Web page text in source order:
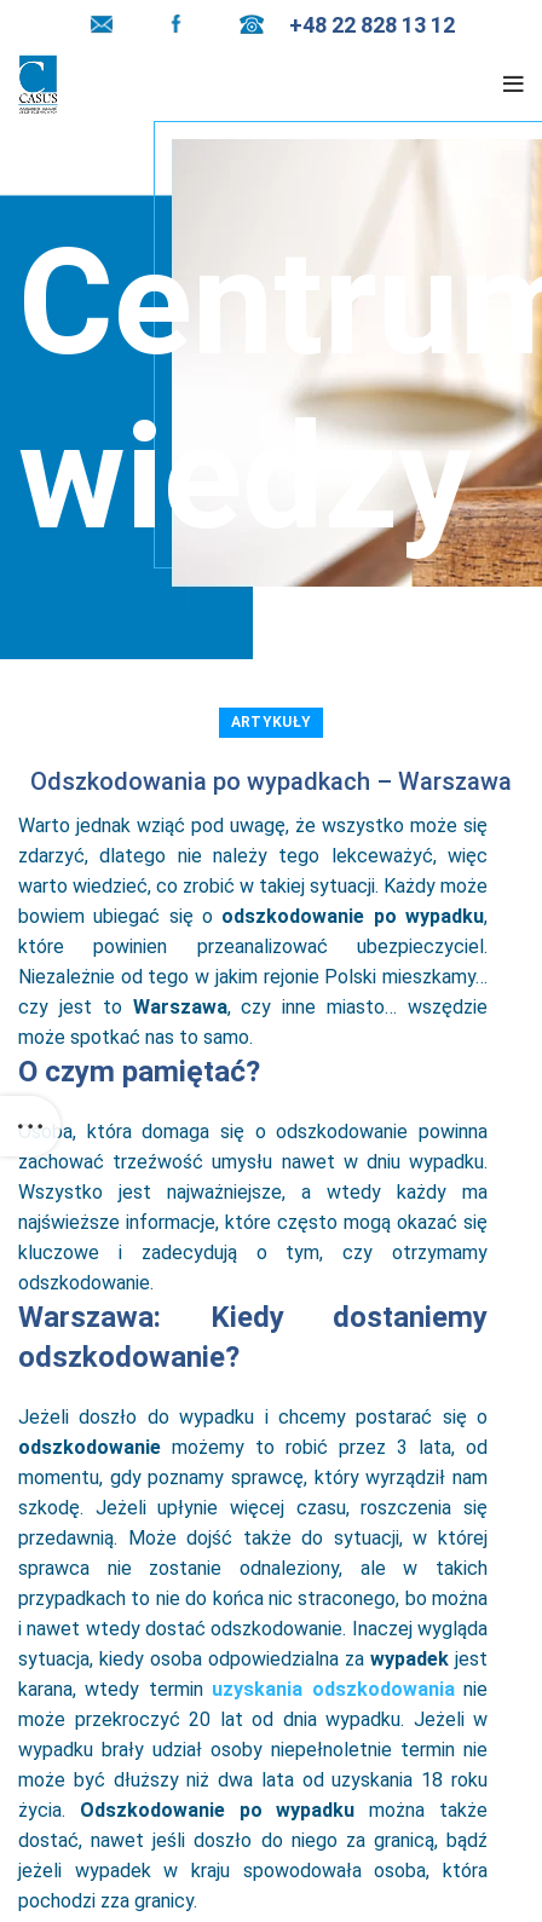
+48 22 828 13 12
wiedzy
ARTYKUŁY
Odszkodowania po wypadkach – Warszawa
Warto jednak wziąć pod uwagę, że wszystko może się
zdarzyć, dlatego nie należy tego lekceważyć, więc
warto wiedzieć, co zrobić w takiej sytuacji. Każdy może
bowiem ubiegać się o odszkodowanie po wypadku,
które powinien przeanalizować ubezpieczyciel.
Niezależnie od tego w jakim rejonie Polski mieszkamy…
czy jest to Warszawa, czy inne miasto… wszędzie
może spotkać nas to samo.
O czym pamiętać?
Osoba, która domaga się o odszkodowanie powinna
zachować trzeźwość umysłu nawet w dniu wypadku.
Wszystko jest najważniejsze, a wtedy każdy ma
najświeższe informacje, które często mogą okazać się
kluczowe i zadecydują o tym, czy otrzymamy
odszkodowanie.
Warszawa: Kiedy dostaniemy
odszkodowanie?
Jeżeli doszło do wypadku i chcemy postarać się o
odszkodowanie możemy to robić przez 3 lata, od
momentu, gdy poznamy sprawcę, który wyrządził nam
szkodę. Jeżeli upłynie więcej czasu, roszczenia się
przedawnią. Może dojść także do sytuacji, w której
sprawca nie zostanie odnaleziony, ale w takich
przypadkach to nie do końca nic straconego, bo można
i nawet wtedy dostać odszkodowanie. Inaczej wygląda
sytuacja, kiedy osoba odpowiedzialna za wypadek jest
karana, wtedy termin uzyskania odszkodowanianie
może przekroczyć 20 lat od dnia wypadku. Jeżeli w
wypadku brały udział osoby niepełnoletnie termin nie
może być dłuższy niż dwa lata od uzyskania 18 roku
życia. Odszkodowanie po wypadku można także
dostać, nawet jeśli doszło do niego za granicą, bądź
jeżeli wypadek w kraju spowodowała osoba, która
pochodzi zza granicy.